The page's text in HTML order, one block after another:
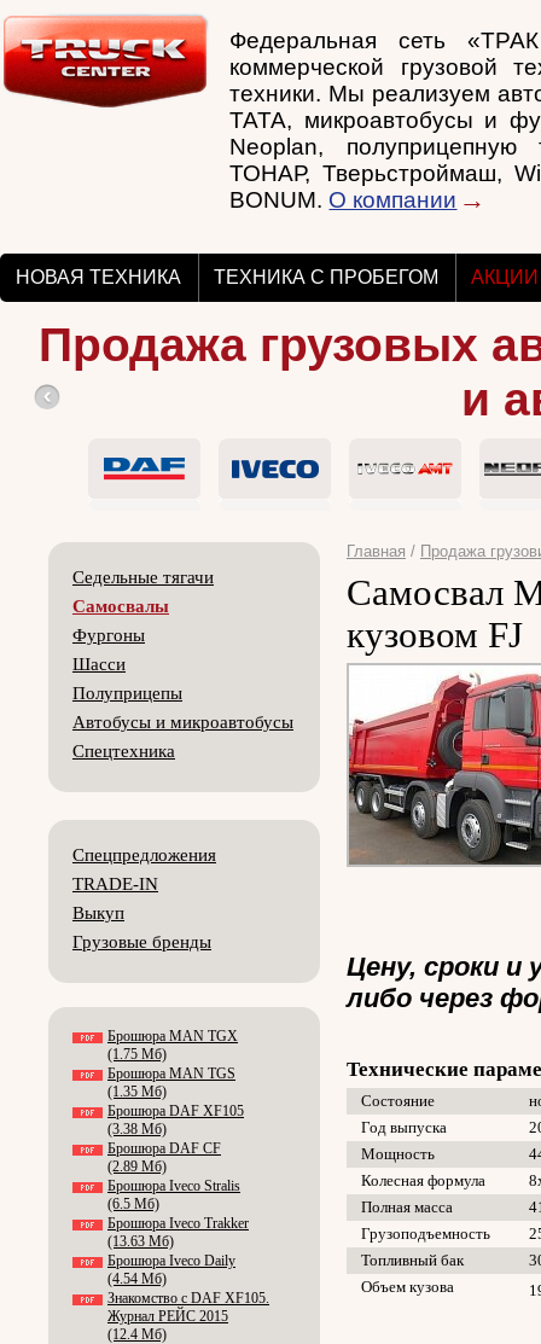
Федеральная сеть
коммерческой грузовой
техники. Мы реализуем
TATA, микроавтобусы и
Neoplan,
ТОНАР, Тверьстроймаш,
BONUM. О компании
НОВАЯ ТЕХНИКА ТЕХНИКА С ПРОБЕГОМ АКЦИИ
Продажа грузовых
и
Седельные тягачи
Самосвалы
Фургоны
Шасси
Полуприцепы
Автобусы и микроавтобусы
Спецтехника
Спецпредложения
TRADE-IN
Выкуп
Грузовые бренды
Брошюра MAN TGX
(1.75 Мб)
Брошюра MAN TGS
(1.35 Мб)
Брошюра DAF XF105
(3.38 Мб)
Брошюра DAF CF
(2.89 Мб)
Брошюра Iveco Stralis
(6.5 Мб)
Брошюра Iveco Trakker
(13.63 Мб)
Брошюра Iveco Daily
(4.54 Мб)
Знакомство с DAF XF105.
Журнал РЕЙС 2015
(12.4 Мб)
Главная / Продажа
Самосвал
кузовом FJ
Цену, сроки
либо через
Технические
Состояние
Год выпуска
Мощность
Колесная формула
Полная масса
Грузоподъемность
Топливный бак
Объем кузова